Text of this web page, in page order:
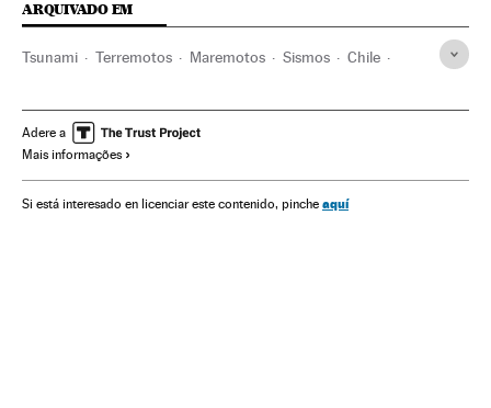
ARQUIVADO EM
Tsunami Terremotos Maremotos Sismos Chile
América Latina Acontecimentos
Adere a
Mais informações
Si está interesado en licenciar este contenido, pinche aquí